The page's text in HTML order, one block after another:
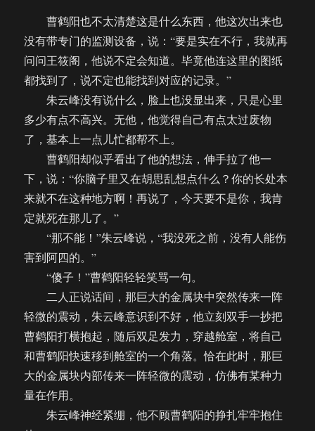
曹鹤阳也不太清楚这是什么东西，他这次出来也
没有带专门的监测设备，说：“要是实在不行，我就再
问问王筱阁，他说不定会知道。毕竟他连这里的图纸
都找到了，说不定也能找到对应的记录。”
朱云峰没有说什么，脸上也没显出来，只是心里
多少有点不高兴。无他，他觉得自己有点太过废物
了，基本上一点儿忙都帮不上。
曹鹤阳却似乎看出了他的想法，伸手拉了他一
下，说：“你脑子里又在胡思乱想点什么？你的长处本
来就不在这种地方啊！再说了，今天要不是你，我肯
定就死在那儿了。”
“那不能！”朱云峰说，“我没死之前，没有人能伤
害到阿四的。”
“傻子！”曹鹤阳轻轻笑骂一句。
二人正说话间，那巨大的金属块中突然传来一阵
轻微的震动，朱云峰意识到不好，他立刻双手一抄把
曹鹤阳打横抱起，随后双足发力，穿越舱室，将自己
和曹鹤阳快速移到舱室的一个角落。恰在此时，那巨
大的金属块内部传来一阵轻微的震动，仿佛有某种力
量在作用。
朱云峰神经紧绷，他不顾曹鹤阳的挣扎牢牢抱住